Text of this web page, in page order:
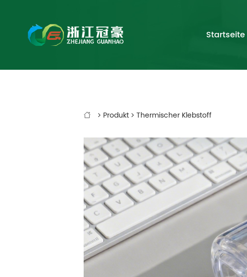
Startseite
 Produkt Thermischer Klebstoff